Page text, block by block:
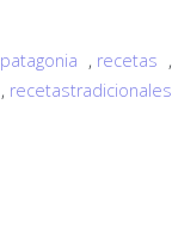
patagonia , recetas ,
, recetastradicionales